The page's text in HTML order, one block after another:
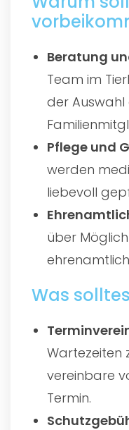
Beratung
Team im
der Auswahl
Pflege und
werden
liebevoll
über
Was
Wartezeiten
vereinbare
Termin.